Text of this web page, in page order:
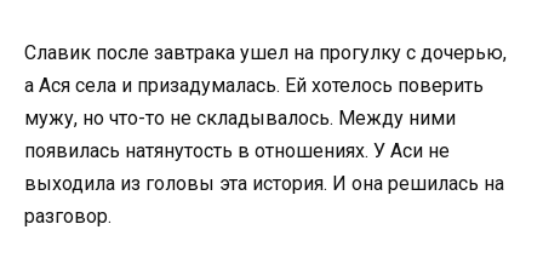
Славик после завтрака ушел на прогулку с дочерью,
а Ася села и призадумалась. Ей хотелось поверить
мужу, но что-то не складывалось. Между ними
появилась натянутость в отношениях. У Аси не
выходила из головы эта история. И она решилась на
разговор.